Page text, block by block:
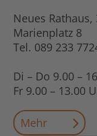
Neues
Marienplatz 8
Tel. 089 233
Di – Do 9.00 –
Fr 9.00 – 13.00
Mehr